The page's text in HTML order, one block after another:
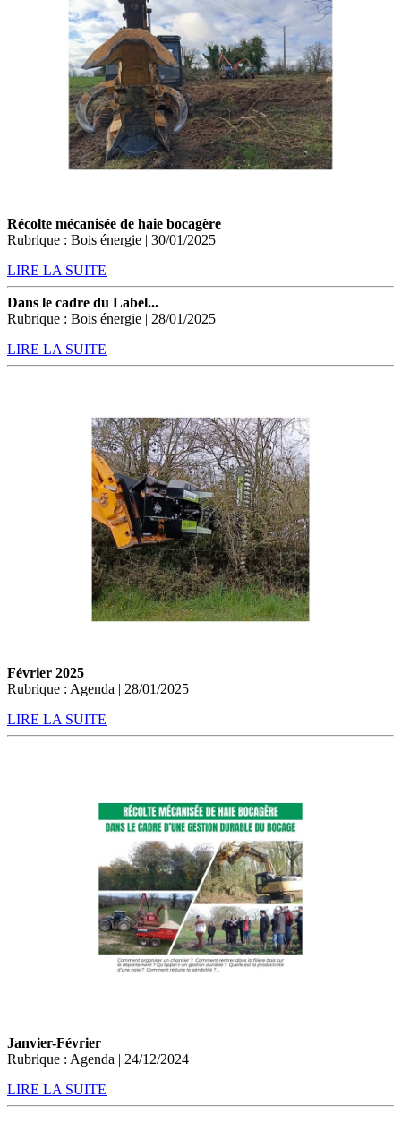
Récolte mécanisée de haie bocagère
Rubrique : Bois énergie | 30/01/2025
LIRE LA SUITE
Dans le cadre du Label...
Rubrique : Bois énergie | 28/01/2025
LIRE LA SUITE
Février 2025
Rubrique : Agenda | 28/01/2025
LIRE LA SUITE
Janvier-Février
Rubrique : Agenda | 24/12/2024
LIRE LA SUITE